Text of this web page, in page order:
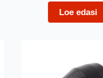
Loe edasi